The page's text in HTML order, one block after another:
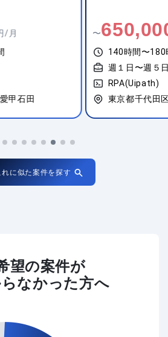
/月
甲石田
〜
140時間〜180
週１日〜週５
RPA(Uipath)
東京都千代田
れに似た案件を探す
望の案件が
なかった方へ